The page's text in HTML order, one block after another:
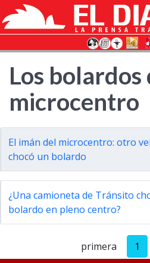
Los bolardos
microcentro
El imán del microcentro: otro
chocó un bolardo
¿Una camioneta de Tránsito
bolardo en pleno centro?
primera 1